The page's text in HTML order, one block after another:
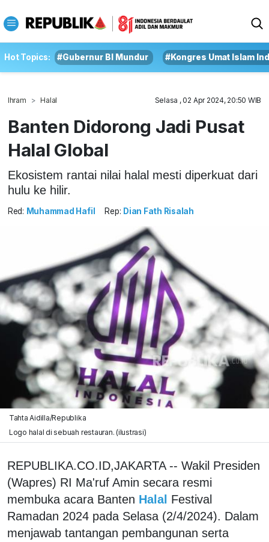
Hot Topics: #Gubernur BI Mundur #Kongres Umat Islam
Ihram Halal Selasa , 02 Apr 2024, 20:50 WIB
Banten Didorong Jadi Pusat
Halal Global
Ekosistem rantai nilai halal mesti diperkuat dari
hulu ke hilir.
Red: Muhammad Hafil Rep: Dian Fath Risalah
Tahta Aidilla/Republika
Logo halal di sebuah restauran. (ilustrasi)
REPUBLIKA.CO.ID,JAKARTA -- Wakil Presiden
(Wapres) RI Ma'ruf Amin secara resmi
membuka acara Banten Halal Festival
Ramadan 2024 pada Selasa (2/4/2024). Dalam
menjawab tantangan pembangunan serta